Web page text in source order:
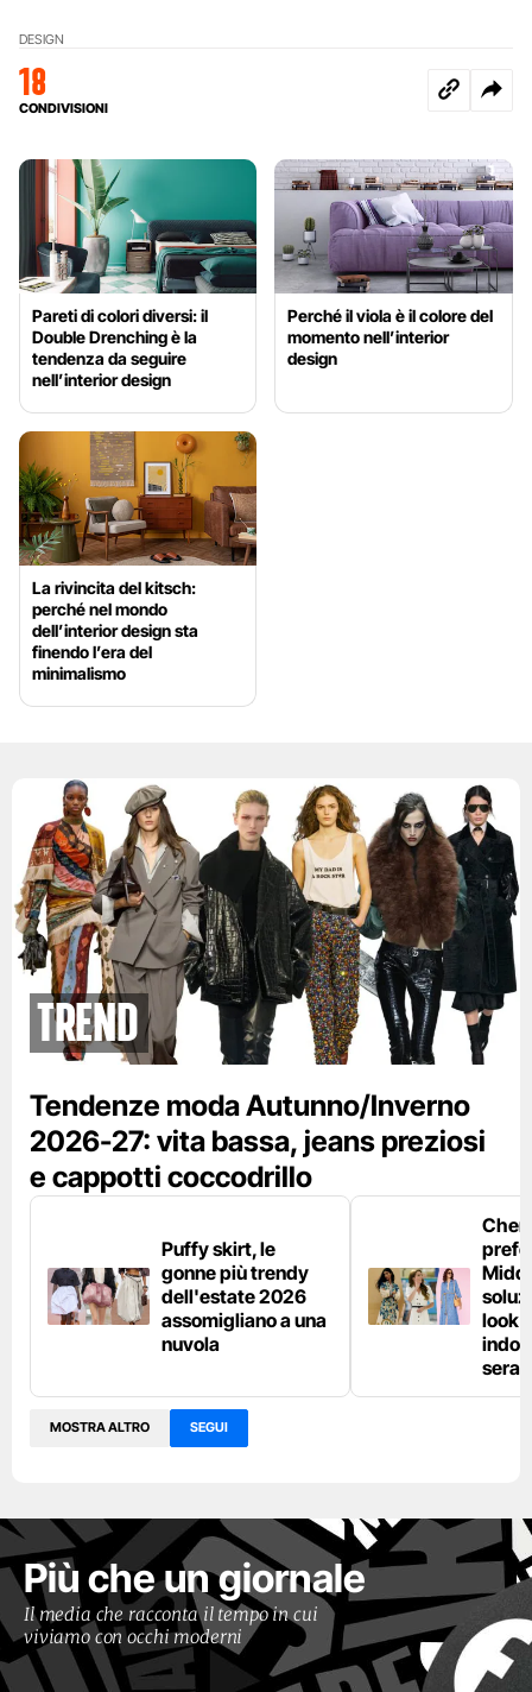
DESIGN
18
CONDIVISIONI
Pareti di colori diversi: il
Double Drenching è la
tendenza da seguire
nell’interior design
Perché il viola è il colore del
momento nell’interior
design
La rivincita del kitsch:
perché nel mondo
dell’interior design sta
finendo l’era del
minimalismo
Trend
Tendenze moda Autunno/Inverno
2026-27: vita bassa, jeans preziosi
e cappotti coccodrillo
Puffy skirt, le
gonne più trendy
dell'estate 2026
assomigliano a una
nuvola
look
sera
MOSTRA ALTRO SEGUI
Più che un giornale
Il media che racconta il tempo in cui
viviamo con occhi moderni